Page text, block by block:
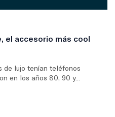
el accesorio más cool
de lujo tenían teléfonos
en los años 80, 90 y...